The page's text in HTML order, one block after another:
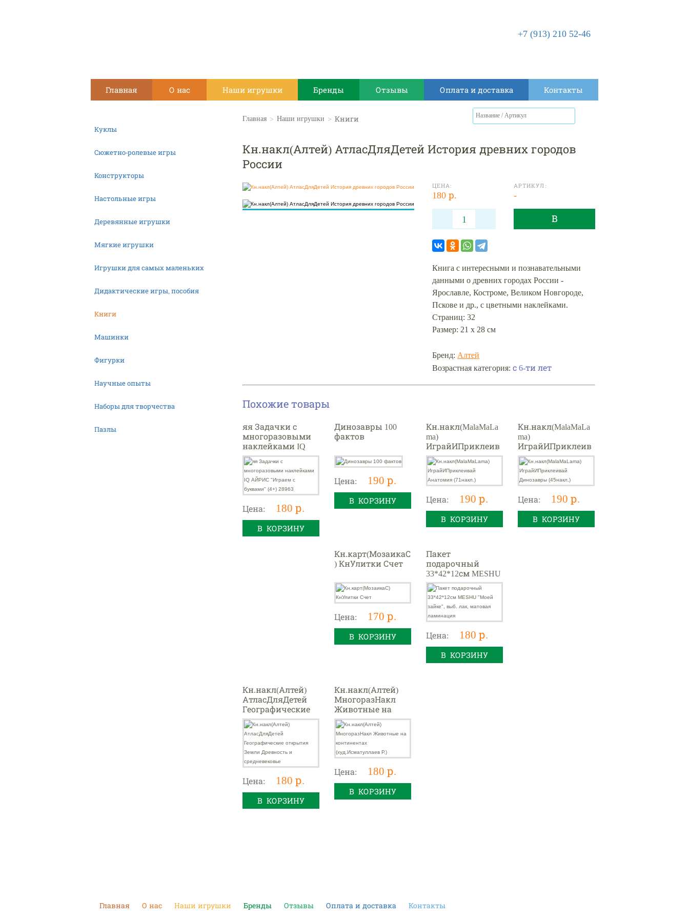
+7 (913) 210 52-46
Главная О нас Наши игрушки Бренды Отзывы Оплата и доставка Контакты
Главная > Наши игрушки > Книги
Кн.накл(Алтей) АтласДляДетей История древних городов
России
ЦЕНА:
180 р.
АРТИКУЛ:
-
В
Книга с интересными и познавательными
данными о древних городах России -
Ярославле, Костроме, Великом Новгороде,
Пскове и др., с цветными наклейками.
Страниц: 32
Размер: 21 х 28 см
Бренд: Алтей
Возрастная категория: с 6-ти лет
Похожие товары
яя Задачки с
многоразовыми
наклейками IQ
АЙРИС "Играем с
буквами" (4+)
28963
Цена: 180 р.
В КОРЗИНУ
Динозавры 100
фактов
Цена: 190 р.
В КОРЗИНУ
Кн.накл(MalaMaLa
ma)
ИграйИПриклеив
ай Анатомия
(71накл.)
Цена: 190 р.
В КОРЗИНУ
Кн.накл(MalaMaLa
ma)
ИграйИПриклеив
ай Динозавры
(45накл.)
Цена: 190 р.
В КОРЗИНУ
Кн.карт(МозаикаС
) КнУлитки Счет
Цена: 170 р.
В КОРЗИНУ
Пакет
подарочный
33*42*12см MESHU
"Моей зайке",
выб. лак, матовая
ламинация
Цена: 180 р.
В КОРЗИНУ
Кн.накл(Алтей)
АтласДляДетей
Географические
открытия Земли
Древность и
средневековье
Цена: 180 р.
В КОРЗИНУ
Кн.накл(Алтей)
МногоразНакл
Животные на
континентах
(худ.Исматуллаев
Р.)
Цена: 180 р.
В КОРЗИНУ
Куклы
Сюжетно-ролевые игры
Конструкторы
Настольные игры
Деревянные игрушки
Мягкие игрушки
Игрушки для самых маленьких
Дидактические игры, пособия
Книги
Машинки
Фигурки
Научные опыты
Наборы для творчества
Пазлы
Главная О нас Наши игрушки Бренды Отзывы Оплата и доставка Контакты